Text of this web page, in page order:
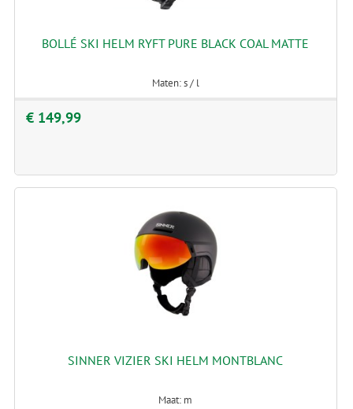
BOLLÉ SKI HELM RYFT PURE BLACK COAL MATTE
Maten: s / l
€ 149,99
SINNER VIZIER SKI HELM MONTBLANC
Maat: m